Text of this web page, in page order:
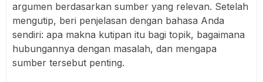
argumen berdasarkan sumber yang relevan. Setelah
mengutip, beri penjelasan dengan bahasa Anda
sendiri: apa makna kutipan itu bagi topik, bagaimana
hubungannya dengan masalah, dan mengapa
sumber tersebut penting.